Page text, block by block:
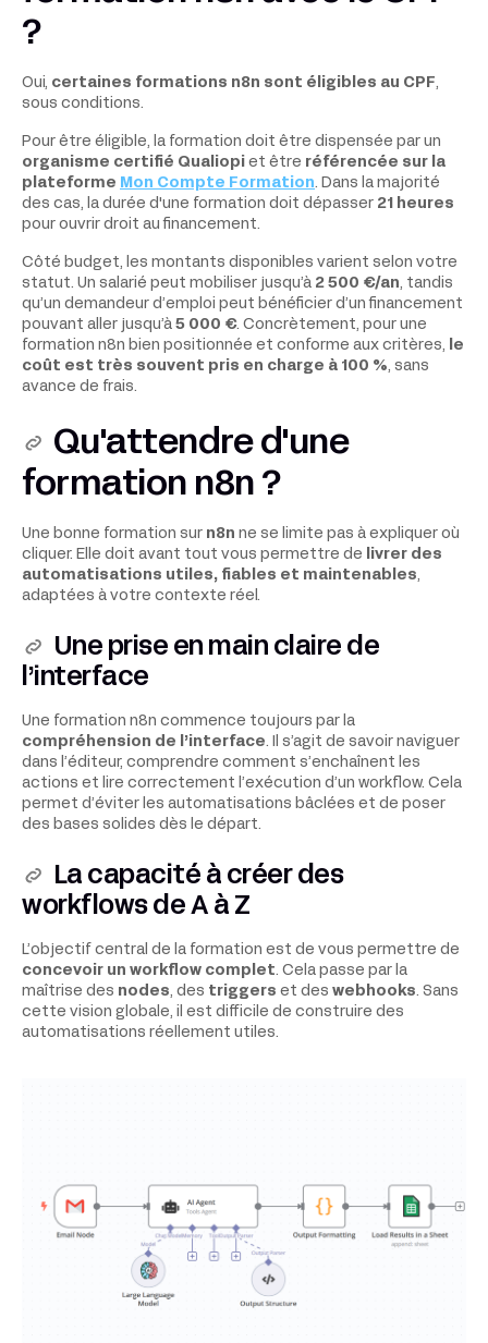
?
Oui, certaines formations n8n sont éligibles au CPF,
sous conditions.
Pour être éligible, la formation doit être dispensée par un
organisme certifié Qualiopi et être référencée sur la
plateforme Mon Compte Formation. Dans la majorité
des cas, la durée d'une formation doit dépasser 21 heures
pour ouvrir droit au financement.
Côté budget, les montants disponibles varient selon votre
statut. Un salarié peut mobiliser jusqu’à 2 500 €/an, tandis
qu’un demandeur d’emploi peut bénéficier d’un financement
pouvant aller jusqu’à 5 000 €. Concrètement, pour une
formation n8n bien positionnée et conforme aux critères,
le
coût est très souvent pris en charge à 100 %, sans
avance de frais.
Qu'attendre d'une
formation n8n ?
Une bonne formation sur n8n ne se limite pas à expliquer où
cliquer. Elle doit avant tout vous permettre de
livrer des
automatisations utiles, fiables et maintenables,
adaptées à votre contexte réel.
Une prise en main claire de
l’interface
Une formation n8n commence toujours par la
compréhension de l’interface. Il s’agit de savoir naviguer
dans l’éditeur, comprendre comment s’enchaînent les
actions et lire correctement l’exécution d’un workflow. Cela
permet d’éviter les automatisations bâclées et de poser
des bases solides dès le départ.
La capacité à créer des
workflows de A à Z
L’objectif central de la formation est de vous permettre de
concevoir un workflow complet. Cela passe par la
maîtrise des nodes, des triggers et des webhooks. Sans
cette vision globale, il est difficile de construire des
automatisations réellement utiles.